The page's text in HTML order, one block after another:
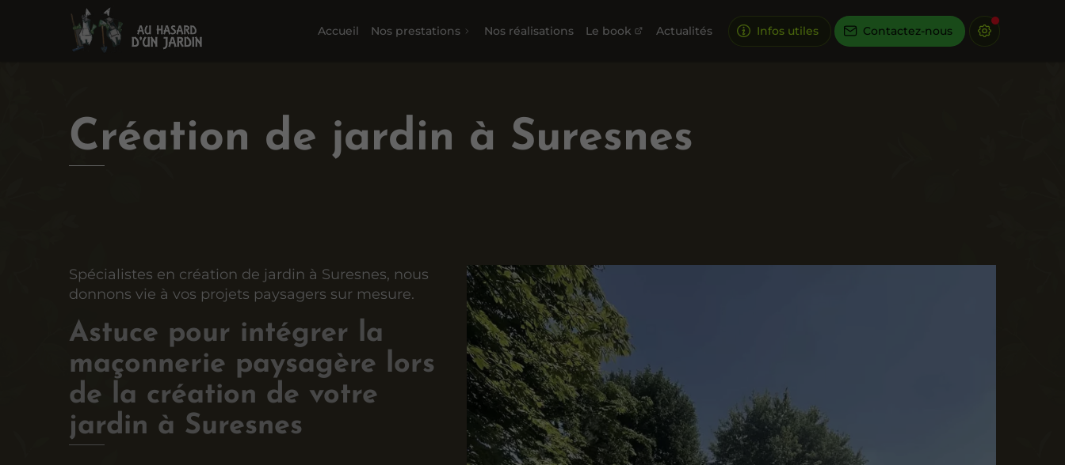
Accueil Nos prestations Nos réalisations Le book Actualités Infos utiles Contactez-nous
Création de jardin à Suresnes
Spécialistes en création de jardin à Suresnes, nous
donnons vie à vos projets paysagers sur mesure.
Astuce pour intégrer la
maçonnerie paysagère lors
de la création de votre
jardin à Suresnes